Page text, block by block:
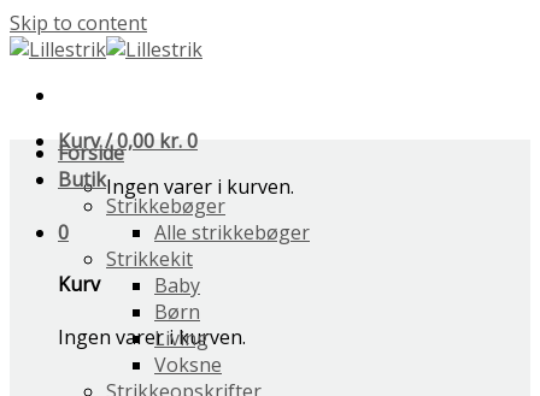
Skip to content
Kurv /0,00 kr.0
Ingen varer i kurven.
0
Kurv
Ingen varer i kurven.
Forside
Butik
Strikkebøger
Alle strikkebøger
Strikkekit
Baby
Børn
Living
Voksne